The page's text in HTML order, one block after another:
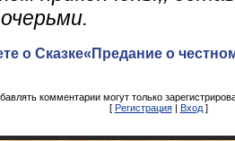
о Сказке«Предание о
комментарии могут только
[ Регистрация| Вход]